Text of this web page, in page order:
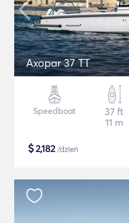
Axopar 37 TT
Speedboat
37 ft
11 m
$2,182/dzień